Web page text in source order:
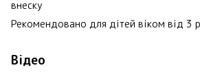
внеску
Рекомендовано для дітей віком від 3
Відео